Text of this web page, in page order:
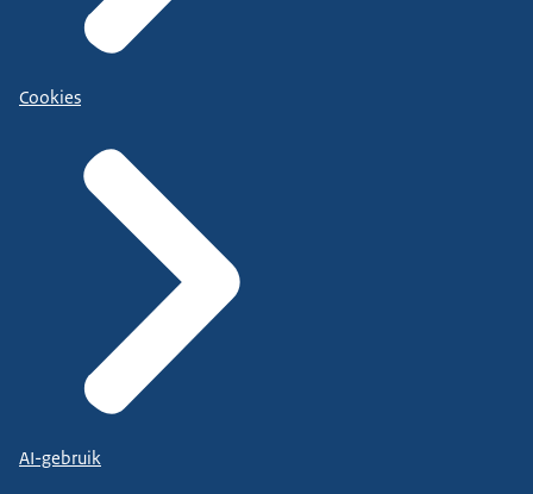
Cookies
AI-gebruik